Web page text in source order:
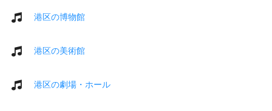
港区の博物館
港区の美術館
港区の劇場・ホール